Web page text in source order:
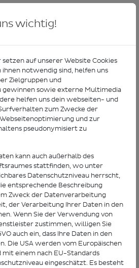
Mail-Adresse in das Feld ein. Wir
zu einem neuen Passwort zu.
Abbrechen
Absenden
*Pflichtfeld
wichtig!
auf unserer Website Cookies
ihnen notwendig sind, helfen uns
Zielgruppen und
sowie externe Multimedia
helfen uns dein webseiten- und
zum Zwecke der
und zur
pseudonymisiert zu
kann auch außerhalb des
stattfinden, wo unter
Datenschutzniveau herrscht,
entsprechende Beschreibung
Zweck der Datenverarbeitung
der Verarbeitung Ihrer Daten in den
Wenn Sie der Verwendung von
zustimmen, willigen Sie
auch ein, dass Ihre Daten in den
Die USA werden vom Europäischen
mit einem nach EU-Standards
eingeschätzt. Es besteht